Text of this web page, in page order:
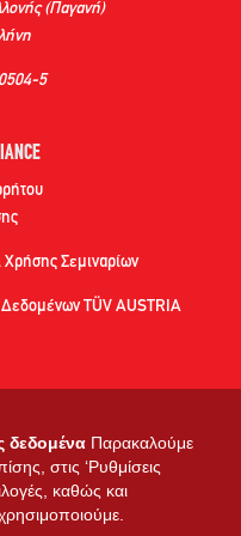
(Παγανή)
5
Σεμιναρίων
Δεδομένων TÜV AUSTRIA
δεδομένα Παρακαλούμε
στις ‘Ρυθμίσεις
καθώς και